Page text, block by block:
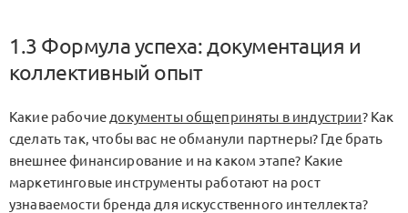
1.3 Формула успеха: документация и
коллективный опыт
Какие рабочие документы общеприняты в индустрии? Как
сделать так, чтобы вас не обманули партнеры? Где брать
внешнее финансирование и на каком этапе? Какие
маркетинговые инструменты работают на рост
узнаваемости бренда для искусственного интеллекта?